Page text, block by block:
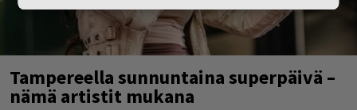
Tampereella sunnuntaina superpäivä –
nämä artistit mukana